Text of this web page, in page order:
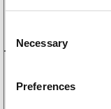
Necessary
Preferences
Bremsetrommel